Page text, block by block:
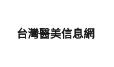
台灣醫美信息網